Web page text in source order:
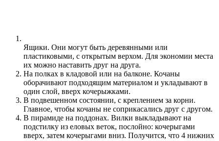
Ящики. Они могут быть деревянными или
пластиковыми, с открытым верхом. Для экономии места
их можно наставить друг на друга.
На полках в кладовой или на балконе. Кочаны
оборачивают подходящим материалом и укладывают в
один слой, вверх кочерыжками.
В подвешенном состоянии, с креплением за корни.
Главное, чтобы кочаны не соприкасались друг с другом.
В пирамиде на поддонах. Вилки выкладывают на
подстилку из еловых веток, послойно: кочерыгами
вверх, затем кочерыгами вниз. Получится, что 4 нижних